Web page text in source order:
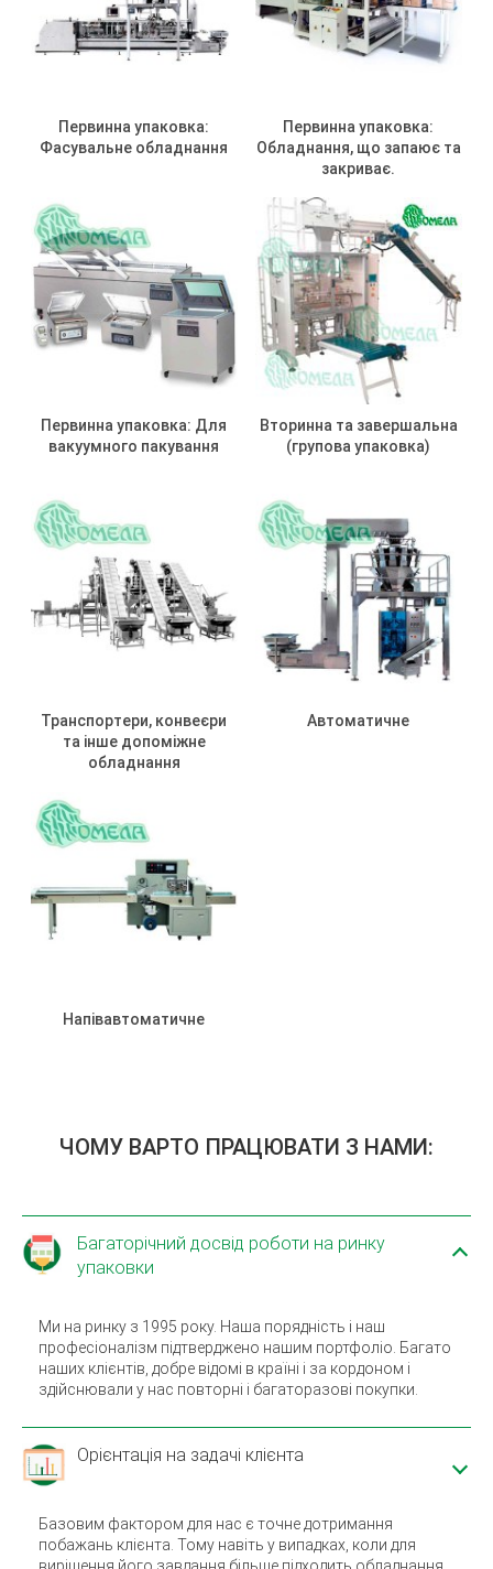
Первинна упаковка:
Фасувальне обладнання
Первинна упаковка:
Обладнання, що запаює та
закриває.
Первинна упаковка: Для
вакуумного пакування
Вторинна та завершальна
(групова упаковка)
Транспортери, конвеєри
та інше допоміжне
обладнання
Автоматичне
Напівавтоматичне
ЧОМУ ВАРТО ПРАЦЮВАТИ З НАМИ:
Багаторічний досвід роботи на ринку
упаковки
Ми на ринку з 1995 року. Наша порядність і наш
професіоналізм підтверджено нашим портфоліо. Багато
наших клієнтів, добре відомі в країні і за кордоном і
здійснювали у нас повторні і багаторазові покупки.
Орієнтація на задачі клієнта
Базовим фактором для нас є точне дотримання
побажань клієнта. Тому навіть у випадках, коли для
вирішення його завдання більше підходить обладнання